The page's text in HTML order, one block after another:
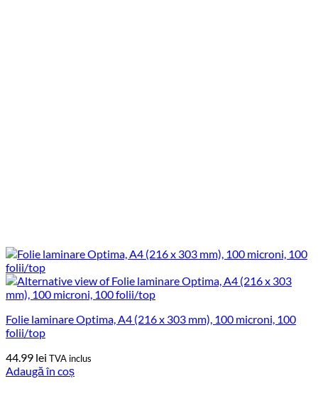
Folie laminare Optima, A4 (216 x 303 mm), 100 microni, 100
folii/top
44.99 lei TVA inclus
Adaugă în coș